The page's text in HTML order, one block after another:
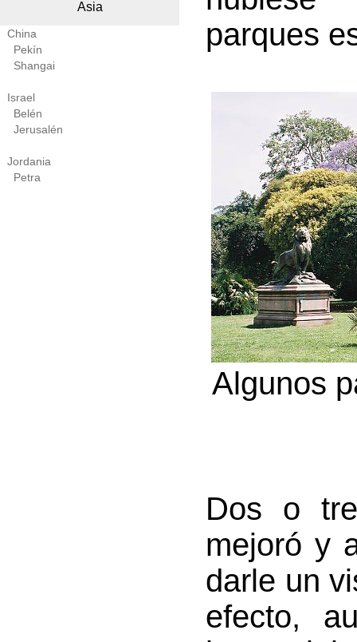
Asia
China
Pekín
Shangai
Israel
Belén
Jerusalén
Jordania
Petra
parques
Algunos
Dos o
mejoró y
darle un
efecto,